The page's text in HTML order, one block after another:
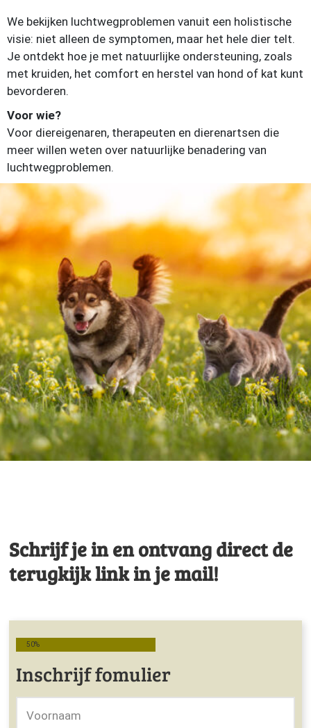
We bekijken luchtwegproblemen vanuit een holistische
visie: niet alleen de symptomen, maar het hele dier telt.
Je ontdekt hoe je met natuurlijke ondersteuning, zoals
met kruiden, het comfort en herstel van hond of kat kunt
bevorderen.
Voor wie?
Voor diereigenaren, therapeuten en dierenartsen die
meer willen weten over natuurlijke benadering van
luchtwegproblemen.
Schrijf je in en ontvang direct de
terugkijk link in je mail!
50%
Inschrijf fomulier
Voornaam